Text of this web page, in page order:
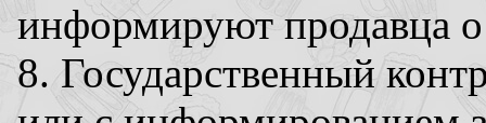
информируют продавца
8. Государственный